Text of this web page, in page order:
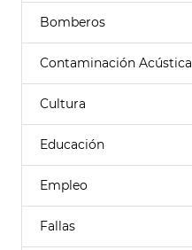
Bomberos
Contaminación Acústica
Cultura
Educación
Empleo
Fallas